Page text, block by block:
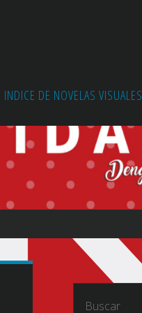
INDICE DE NOVELAS VISUALES